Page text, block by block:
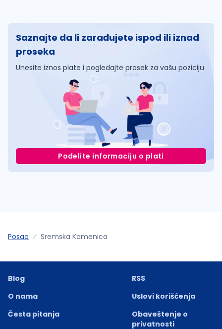
Saznajte da li zarađujete ispod ili iznad
proseka
Unesite iznos plate i pogledajte prosek za vašu poziciju
Podelite informaciju o plati
Posao Sremska Kamenica
Blog
O nama
Česta pitanja
RSS
Uslovi korišćenja
Obaveštenje o
privatnosti